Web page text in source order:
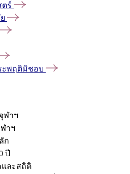
ร์
ะพฤติมิชอบ
ฬาฯ
าฯ
ก
ปี
ละสถิติ